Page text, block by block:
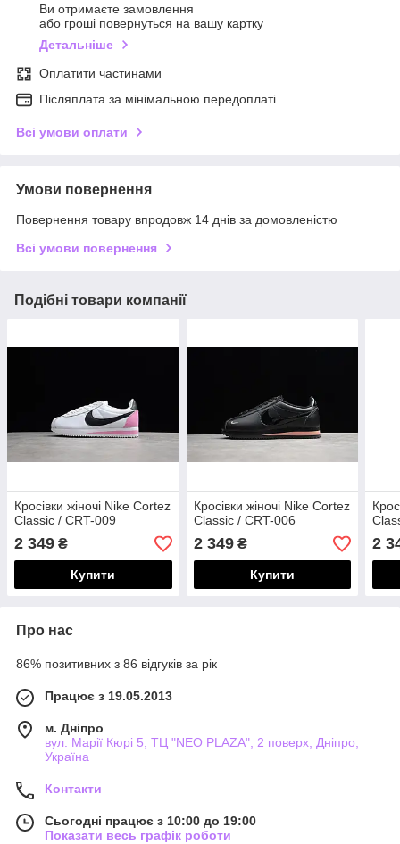
Ви отримаєте замовлення
або гроші повернуться на вашу картку
Детальніше
Оплатити частинами
Післяплата за мінімальною передоплаті
Всі умови оплати
Умови повернення
Повернення товару впродовж 14 днів за домовленістю
Всі умови повернення
Подібні товари компанії
Кросівки жіночі Nike Cortez
Classic / CRT-009
2 349 ₴
Купити
Кросівки жіночі Nike Cortez
Classic / CRT-006
2 349₴
Купити
2
Про нас
86% позитивних з 86 відгуків за рік
Працює з 19.05.2013
м. Дніпро
вул. Марії Кюрі 5, ТЦ "NEO PLAZA", 2 поверх, Дніпро,
Україна
Контакти
Сьогодні працює з 10:00 до 19:00
Показати весь графік роботи